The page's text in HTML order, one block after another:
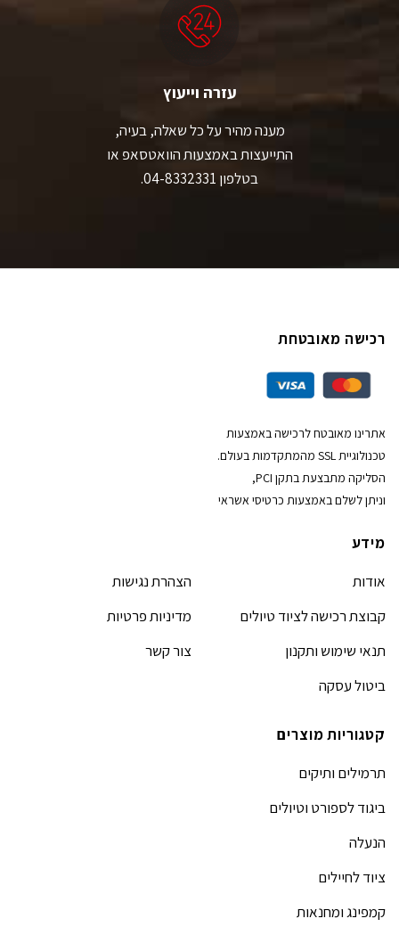
עזרה וייעוץ
מענה מהיר על כל שאלה, בעיה,
התייעצות באמצעות הוואטסאפ או
בטלפון 04-8332331.
רכישה מאובטחת
אתרינו מאובטח לרכישה באמצעות
טכנולוגיית SSL מהמתקדמות בעולם.
הסליקה מתבצעת בתקן PCI,
וניתן לשלם באמצעות כרטיסי אשראי
מידע
אודות
קבוצת רכישה לציוד טיולים
תנאי שימוש ותקנון
ביטול עסקה
הצהרת נגישות
מדיניות פרטיות
צור קשר
קטגוריות מוצרים
תרמילים ותיקים
ביגוד לספורט וטיולים
הנעלה
ציוד לחיילים
קמפינג ומחנאות